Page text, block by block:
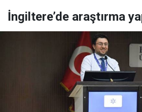
İngiltere’de araştırma